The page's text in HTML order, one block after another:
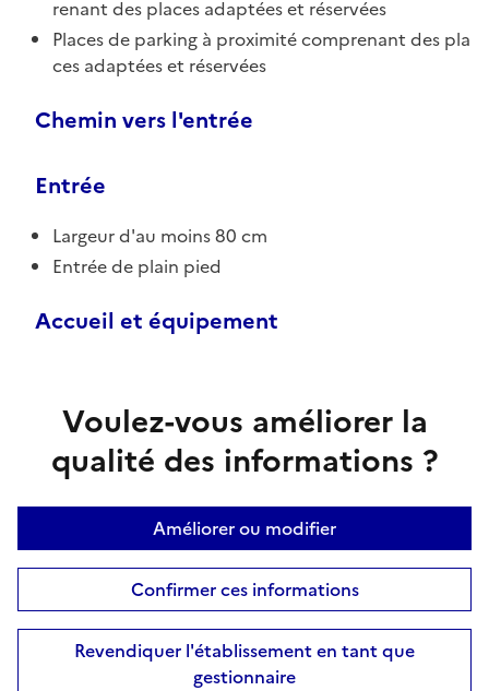
renant des places adaptées et réservées
Places de parking à proximité comprenant des pla
ces adaptées et réservées
Chemin vers l'entrée
Entrée
Largeur d'au moins 80 cm
Entrée de plain pied
Accueil et équipement
Voulez-vous améliorer la
qualité des informations ?
Améliorer ou modifier
Confirmer ces informations
Revendiquer l'établissement en tant que
gestionnaire